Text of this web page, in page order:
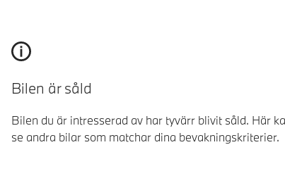
Bilen är såld
Bilen du är intresserad av har tyvärr blivit såld. Här
se andra bilar som matchar dina bevakningskriterier.